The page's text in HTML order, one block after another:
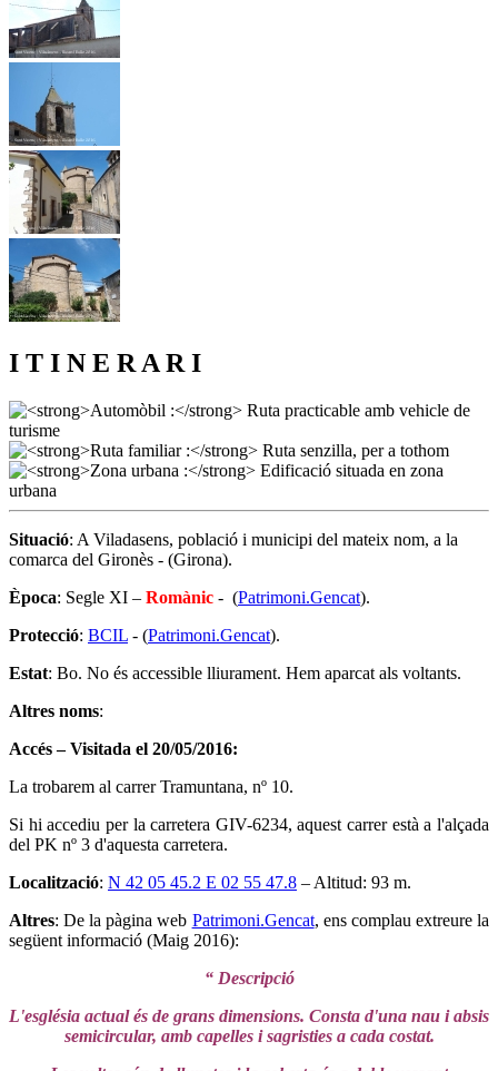
I T I N E R A R I
Situació: A Viladasens, població i municipi del mateix nom, a la
comarca del Gironès - (Girona).
Època: Segle XI – Romànic - (Patrimoni.Gencat).
Protecció: BCIL - (Patrimoni.Gencat).
Estat: Bo. No és accessible lliurament. Hem aparcat als voltants.
Altres noms:
Accés – Visitada el 20/05/2016:
La trobarem al carrer Tramuntana, nº 10.
Si hi accediu per la carretera GIV-6234, aquest carrer està a l'alçada
del PK nº 3 d'aquesta carretera.
Localització: N 42 05 45.2 E 02 55 47.8 – Altitud: 93 m.
Altres: De la pàgina web Patrimoni.Gencat, ens complau extreure la
següent informació (Maig 2016):
“ Descripció
L'església actual és de grans dimensions. Consta d'una nau i absis
semicircular, amb capelles i sagristies a cada costat.